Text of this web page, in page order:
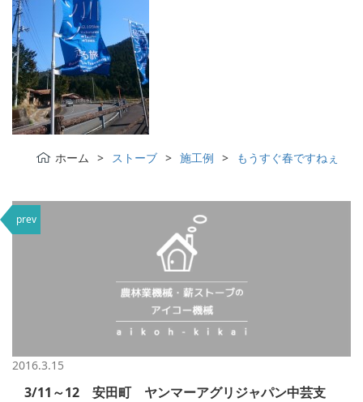
ホーム ストーブ 施工例 もうすぐ春ですねぇ
prev
2016.3.15
3/11～12 安田町 ヤンマーアグリジャパン中芸支